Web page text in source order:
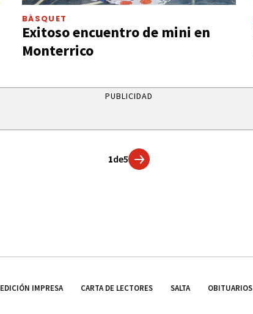
BÁSQUET
Exitoso encuentro de mini en
Monterrico
PUBLICIDAD
1de5
EDICIÓN IMPRESA CARTA DE LECTORES SALTA OBITUARIOS